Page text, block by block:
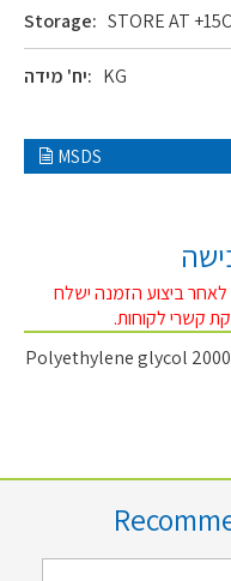
Storage: STORE AT
יח' מידה: KG
MSDS
ביצוע הזמנה ישלח
קשרי לקוחות.
Polyethylene glycol